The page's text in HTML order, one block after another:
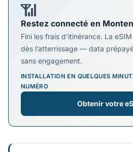
📶
Restez connecté en
Fini les frais d’itinérance. La
dès l’atterrissage — data
sans engagement.
INSTALLATION EN QUELQUES
NUMÉRO
Obtenir votre